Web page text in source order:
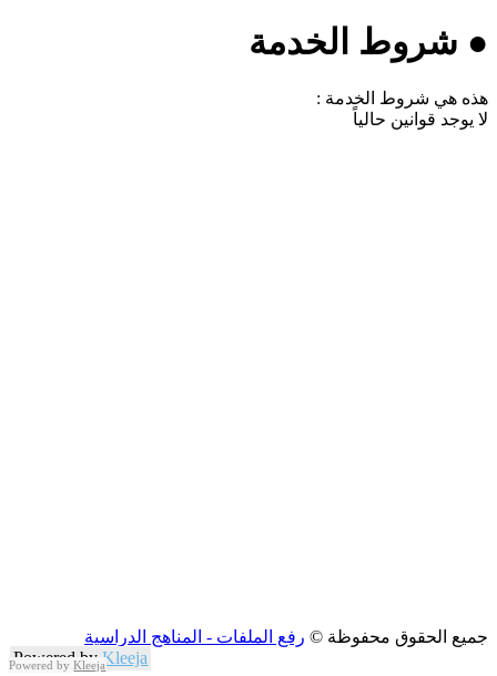
Powered byKleeja
● شروط الخدمة
هذه هي شروط الخدمة :
لا يوجد قوانين حالياً
جميع الحقوق محفوظة © رفع الملفات - المناهج الدراسية
Powered byKleeja